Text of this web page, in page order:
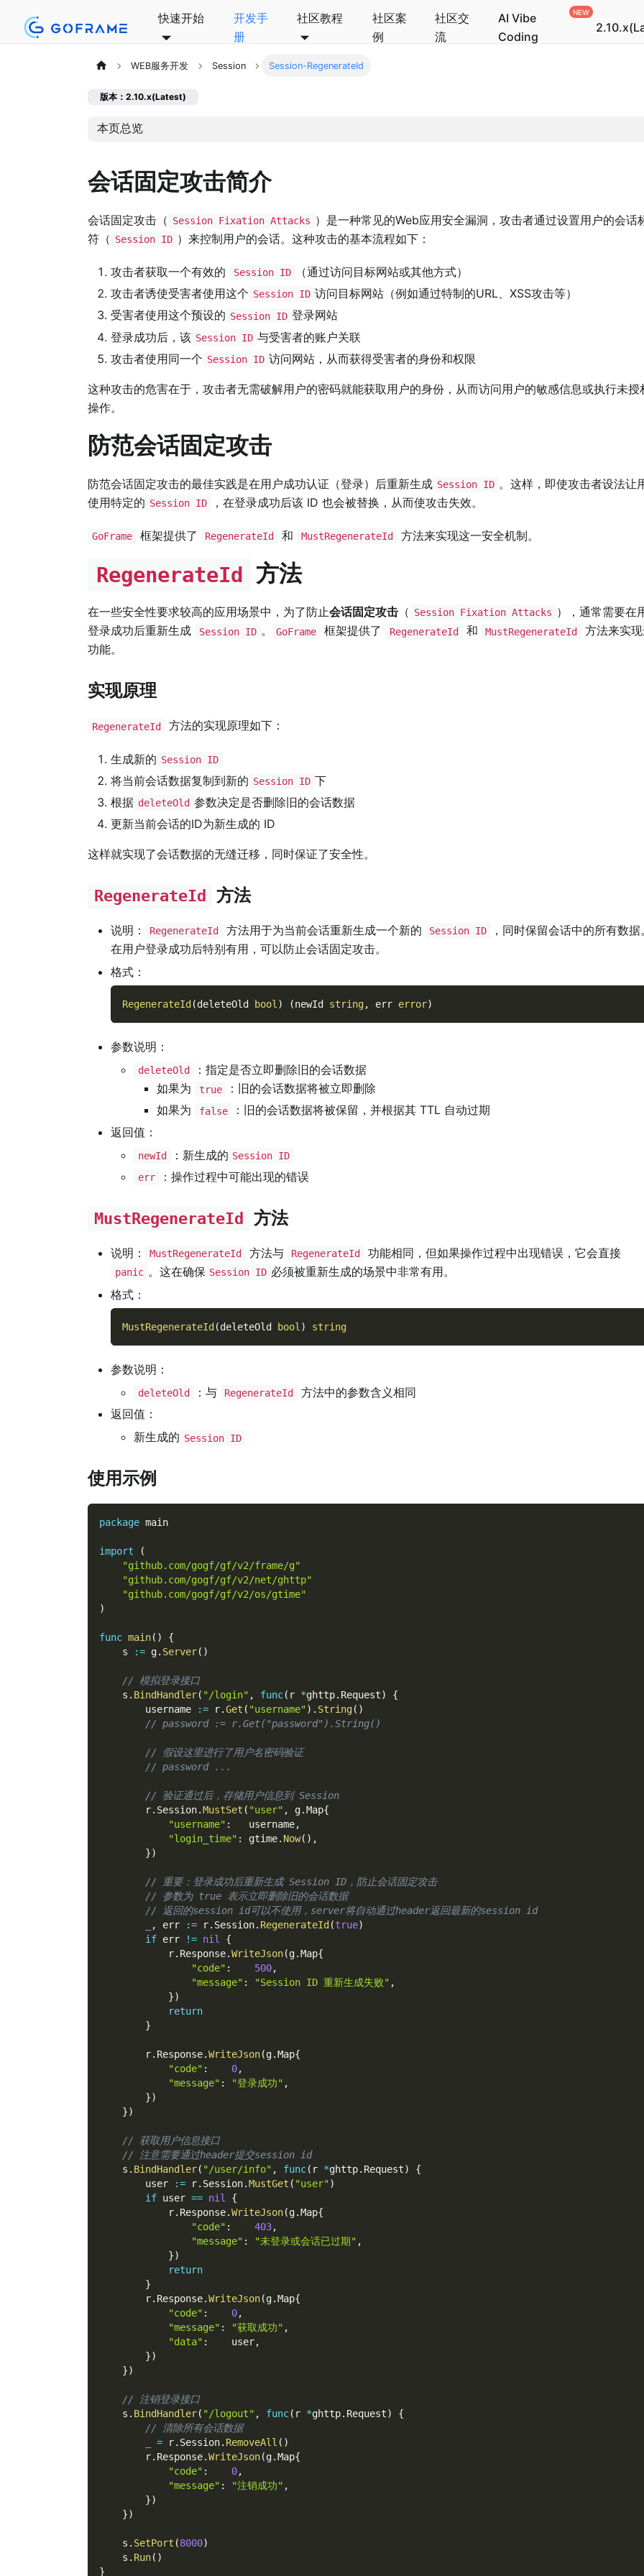
快速开始
开发手
册
社区教程
社区案
例
社区交
流
AI Vibe
Coding
WEB服务开发 Session Session-RegenerateId
版本：2.10.x(Latest)
本页总览
会话固定攻击简介
会话固定攻击（ Session Fixation Attacks ）是一种常见的Web应用安全漏洞，攻击者通过设置用户的会话
符（ Session ID ）来控制用户的会话。这种攻击的基本流程如下：
攻击者获取一个有效的 Session ID
（通过访问目标网站或其他方式）
攻击者诱使受害者使用这个 Session ID 访问目标网站（例如通过特制的URL、XSS攻击等）
受害者使用这个预设的 Session ID 登录网站
登录成功后，该 Session ID 与受害者的账户关联
攻击者使用同一个 Session ID 访问网站，从而获得受害者的身份和权限
这种攻击的危害在于，攻击者无需破解用户的密码就能获取用户的身份，从而访问用户的敏感信息或执行未授
操作。
防范会话固定攻击
防范会话固定攻击的最佳实践是在用户成功认证（登录）后重新生成 Session ID 。这样，即使攻击者设法让
使用特定的 Session ID ，在登录成功后该 ID 也会被替换，从而使攻击失效。
GoFrame 框架提供了 RegenerateId 和 MustRegenerateId 方法来实现这一安全机制。
RegenerateId 方法
在一些安全性要求较高的应用场景中，为了防止会话固定攻击 （ Session Fixation Attacks ），通常需要在
登录成功后重新生成
Session ID 。 GoFrame 框架提供了 RegenerateId 和 MustRegenerateId
方法来实
功能。
实现原理
RegenerateId 方法的实现原理如下：
生成新的 Session ID
将当前会话数据复制到新的 Session ID 下
根据 deleteOld 参数决定是否删除旧的会话数据
更新当前会话的ID为新生成的 ID
这样就实现了会话数据的无缝迁移，同时保证了安全性。
RegenerateId 方法
说明： RegenerateId 方法用于为当前会话重新生成一个新的 Session ID
，同时保留会话中的所有数据
在用户登录成功后特别有用，可以防止会话固定攻击。
格式：
RegenerateId (deleteOld bool ) (newId string, err error)
参数说明：
deleteOld
：指定是否立即删除旧的会话数据
如果为
true
：旧的会话数据将被立即删除
如果为
false
：旧的会话数据将被保留，并根据其 TTL 自动过期
返回值：
newId ：新生成的 Session ID
err
：操作过程中可能出现的错误
MustRegenerateId 方法
说明： MustRegenerateId 方法与 RegenerateId 功能相同，但如果操作过程中出现错误，它会直接
panic 。这在确保 Session ID 必须被重新生成的场景中非常有用。
格式：
MustRegenerateId (deleteOld bool ) string
参数说明：
deleteOld ：与 RegenerateId
方法中的参数含义相同
返回值：
新生成的 Session ID
使用示例
package main
import
(
"github.com/gogf/gf/v2/frame/g"
"github.com/gogf/gf/v2/net/ghttp"
"github.com/gogf/gf/v2/os/gtime"
)
func main( )
{
	s
:= g. Server( )
// 模拟登录接口
	s
. BindHandler( "/login" , func( r *ghttp. Request)
{
		username
:= r.Get ( "username") . String( )
// password := r.Get("password").String()
// 假设这里进行了用户名密码验证
// password ...
// 验证通过后，存储用户信息到 Session
		r
. Session.MustSet ( "user" , g.Map{
"username" :
   username
,
"login_time" : gtime. Now( ) ,
})
// 重要：登录成功后重新生成 Session ID，防止会话固定攻击
// 参数为 true 表示立即删除旧的会话数据
// 返回的session id可以不使用，server将自动通过header返回最新的session id
, err := r. Session. RegenerateId (true)
if err != nil
{
			r
. Response.WriteJson(g.Map{
"code" : 500,
"message" : "Session ID 重新生成失败" ,
})
return
}
		r
. Response.WriteJson(g.Map{
"code" : 0,
"message" : "登录成功" ,
})
})
// 获取用户信息接口
// 注意需要通过header提交session id
	s
. BindHandler( "/user/info" , func( r *ghttp. Request)
{
		user
:= r. Session.MustGet ( "user")
if user == nil
{
			r
. Response.WriteJson(g.Map{
"code" : 403,
"message" : "未登录或会话已过期" ,
})
return
}
		r
. Response.WriteJson(g.Map{
"code" : 0,
"message" : "获取成功" ,
"data" :
    user
,
})
})
// 注销登录接口
	s
. BindHandler( "/logout" , func( r *ghttp. Request)
{
// 清除所有会话数据
= r. Session. RemoveAll ( )
		r
. Response.WriteJson(g.Map{
"code" : 0,
"message" : "注销成功" ,
})
})
	s
. SetPort (8000)
	s
. Run( )
}